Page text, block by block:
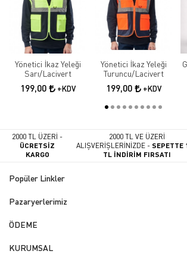
Yönetici İkaz Yeleği
Sarı/Lacivert
199,00 +KDV
Yönetici İkaz Yeleği
Turuncu/Lacivert
199,00 +KDV
2000 TL ÜZERİ -
ÜCRETSİZ
KARGO
2000 TL VE ÜZERİ
ALIŞVERİŞLERİNİZDE -SEPETTE
TL İNDİRİM FIRSATI
Popüler Linkler
Pazaryerlerimiz
ÖDEME
KURUMSAL